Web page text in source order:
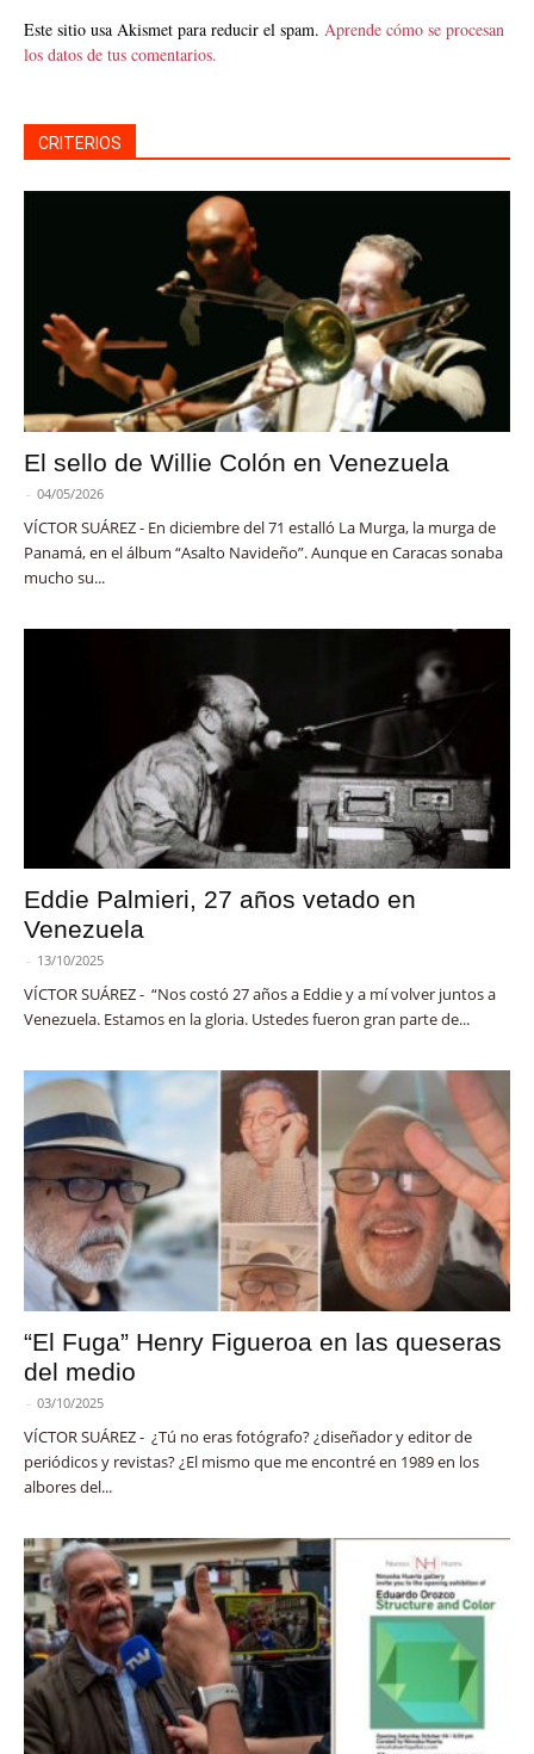
Este sitio usa Akismet para reducir el spam. Aprende cómo se procesan
los datos de tus comentarios.
CRITERIOS
El sello de Willie Colón en Venezuela
- 04/05/2026
VÍCTOR SUÁREZ - En diciembre del 71 estalló La Murga, la murga de
Panamá, en el álbum “Asalto Navideño”. Aunque en Caracas sonaba
mucho su...
Eddie Palmieri, 27 años vetado en
Venezuela
- 13/10/2025
VÍCTOR SUÁREZ - “Nos costó 27 años a Eddie y a mí volver juntos a
Venezuela. Estamos en la gloria. Ustedes fueron gran parte de...
“El Fuga” Henry Figueroa en las queseras
del medio
- 03/10/2025
VÍCTOR SUÁREZ - ¿Tú no eras fotógrafo? ¿diseñador y editor de
periódicos y revistas? ¿El mismo que me encontré en 1989 en los
albores del...